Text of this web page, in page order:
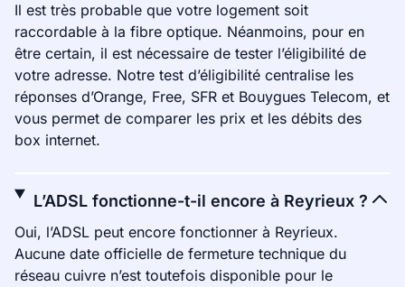
Il est très probable que votre logement soit
raccordable à la fibre optique. Néanmoins, pour en
être certain, il est nécessaire de tester l’éligibilité de
votre adresse. Notre test d’éligibilité centralise les
réponses d’Orange, Free, SFR et Bouygues Telecom, et
vous permet de comparer les prix et les débits des
box internet.
L’ADSL fonctionne-t-il encore à Reyrieux ?
Oui, l’ADSL peut encore fonctionner à Reyrieux.
Aucune date officielle de fermeture technique du
réseau cuivre n’est toutefois disponible pour le